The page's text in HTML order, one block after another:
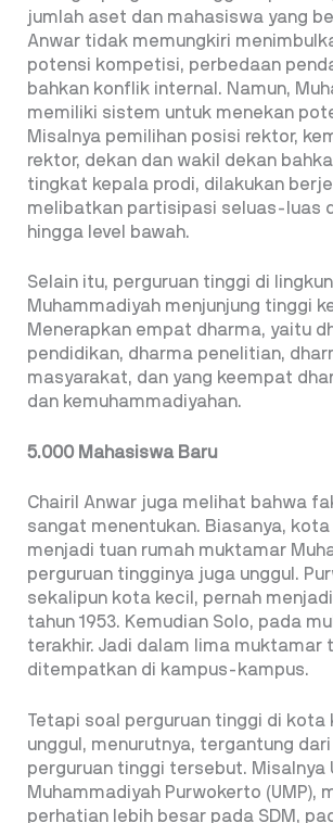
jumlah aset dan mahasiswa yang
Anwar tidak memungkiri
potensi kompetisi, perbedaan
bahkan konflik internal. Namun,
memiliki sistem untuk menekan
Misalnya pemilihan posisi rektor,
rektor, dekan dan wakil dekan
tingkat kepala prodi, dilakukan
melibatkan partisipasi seluas-luas
hingga level bawah.
Selain itu, perguruan tinggi di
Muhammadiyah menjunjung tinggi
Menerapkan empat dharma, yaitu
pendidikan, dharma penelitian,
masyarakat, dan yang keempat
dan kemuhammadiyahan.
5.000 Mahasiswa Baru
Chairil Anwar juga melihat bahwa
sangat menentukan. Biasanya, kota
menjadi tuan rumah muktamar
perguruan tingginya juga unggul.
sekalipun kota kecil, pernah
tahun 1953. Kemudian Solo, pada
terakhir. Jadi dalam lima muktamar
ditempatkan di kampus-kampus.
Tetapi soal perguruan tinggi di kota
unggul, menurutnya, tergantung
perguruan tinggi tersebut. Misalnya
Muhammadiyah Purwokerto (UMP),
perhatian lebih besar pada SDM,